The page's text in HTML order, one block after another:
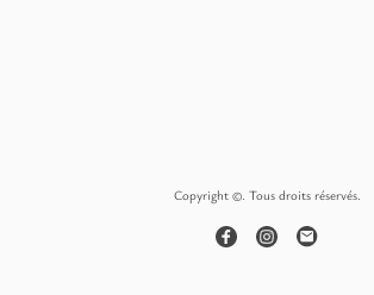
Copyright ©. Tous droits réservés.